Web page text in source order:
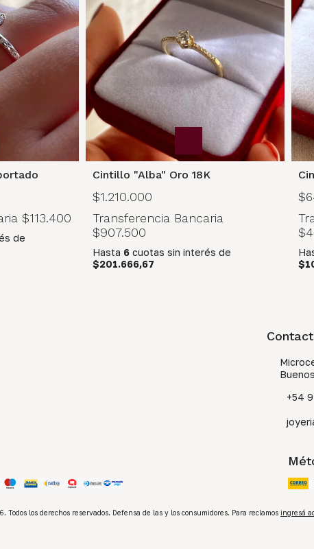
$113.400
de
Cintillo "Alba" Oro 18K
$1.210.000
Transferencia Bancaria
$907.500
Hasta 6 cuotas sin interés de
$201.666,67
+54
Todos los derechos reservados. Defensa de las y los consumidores. Para reclamos ingresá